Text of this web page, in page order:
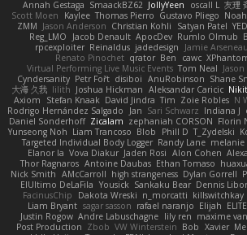
Annah Gestaga SmaackBZ62 JollyYeen oscall L 友理
Scott Moen
Kaylee Thomas Pierro Gustavo Pliego Noah
ZMM Jason Anderson Christian Kohli Satyan Patel
Reg_LMO
Jacob Denault ApocDev Rumlo Olmub
rpcexploiter Reinaldus jadedesign Jamie
Renato Pinochet qrator Ben cawc
Virtual Performing Live Music Events Tom Neal
Cyndersanity Petr Fořt disiboi AnuRobinson Shane
大海 久我 lilith Joshua Hickman Aleksandar Caricic
Axiom
Stefan Knaak David Jindra Tim Zoie Robles N
Rodrigo Hernández Salgado
Jan Sari Schwarz Indiana J
Daniel Sonderhoff Zicalam zephaniah CORSON Florin
Yunseong Noh Liam Trancoso Blob Phill D T_Zydelski
Targeted Individual Body Logger Randy Lane
Elanor la Vova Diakur Jaden Rosi Alon Cohen
Thor Ragnaros Antoine Daubas Ethan Tomaso
Nick Smith AMcCarroll high strangeness Dylan Gorrell
ElUltimo DeLaFila Yousick Sankaku Bear Dennis
FacinusChip
Dakota Wreski n_morcatti killswitchkay
Liam Bryant sagar sasson rafael naranjo Elijah
Justin Rogow Andre Labuschagne lily ren maxime
Post Production Zbob VW Winterstein Bob Xavier